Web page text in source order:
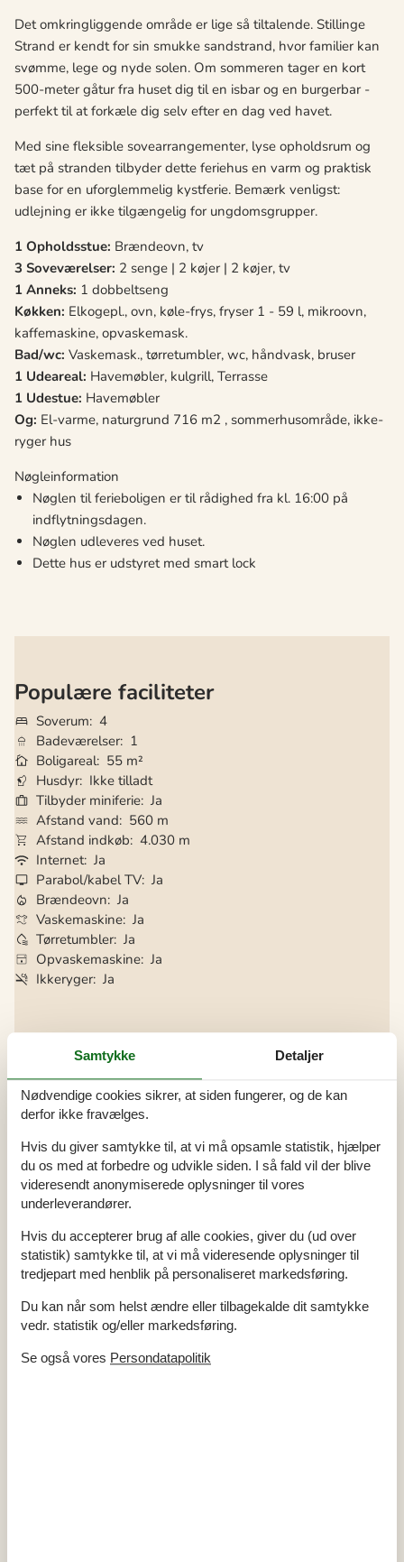
Det omkringliggende område er lige så tiltalende. Stillinge
Strand er kendt for sin smukke sandstrand, hvor familier kan
svømme, lege og nyde solen. Om sommeren tager en kort
500-meter gåtur fra huset dig til en isbar og en burgerbar -
perfekt til at forkæle dig selv efter en dag ved havet.
Med sine fleksible sovearrangementer, lyse opholdsrum og
tæt på stranden tilbyder dette feriehus en varm og praktisk
base for en uforglemmelig kystferie. Bemærk venligst:
udlejning er ikke tilgængelig for ungdomsgrupper.
1 Opholdsstue: Brændeovn, tv
3 Soveværelser: 2 senge | 2 køjer | 2 køjer, tv
1 Anneks: 1 dobbeltseng
Køkken: Elkogepl., ovn, køle-frys, fryser 1 - 59 l, mikroovn,
kaffemaskine, opvaskemask.
Bad/wc: Vaskemask., tørretumbler, wc, håndvask, bruser
1 Udeareal: Havemøbler, kulgrill, Terrasse
1 Udestue: Havemøbler
Og: El-varme, naturgrund 716 m2 , sommerhusområde, ikke-
ryger hus
Nøgleinformation
Nøglen til ferieboligen er til rådighed fra kl. 16:00 på
indflytningsdagen.
Nøglen udleveres ved huset.
Dette hus er udstyret med smart lock
Populære faciliteter
Soverum 4
Badeværelser 1
Boligareal 55 m²
Husdyr Ikke tilladt
Tilbyder miniferie Ja
Afstand vand
560 m
Afstand indkøb 4.030 m
Internet Ja
Parabol/kabel TV Ja
Brændeovn Ja
Vaskemaskine Ja
Tørretumbler Ja
Opvaskemaskine Ja
Ikkeryger Ja
Alle faciliteter
Afstand
Indkøb 4 km
Kyst 560 m
Bad
Badeværelse
Bruser
Håndvask
Diverse
Antal badeværelser 1
Boligareal 55 m²
Byggeår 1961
Højhastighedsinternet
Ikke ryger
Internet
Samtykke Detaljer
Nødvendige cookies sikrer, at siden fungerer, og de kan
derfor ikke fravælges.
Hvis du giver samtykke til, at vi må opsamle statistik, hjælper
du os med at forbedre og udvikle siden. I så fald vil der blive
videresendt anonymiserede oplysninger til vores
underleverandører.
Hvis du accepterer brug af alle cookies, giver du (ud over
statistik) samtykke til, at vi må videresende oplysninger til
tredjepart med henblik på personaliseret markedsføring.
Du kan når som helst ændre eller tilbagekalde dit samtykke
vedr. statistik og/eller markedsføring.
Se også vores Persondatapolitik